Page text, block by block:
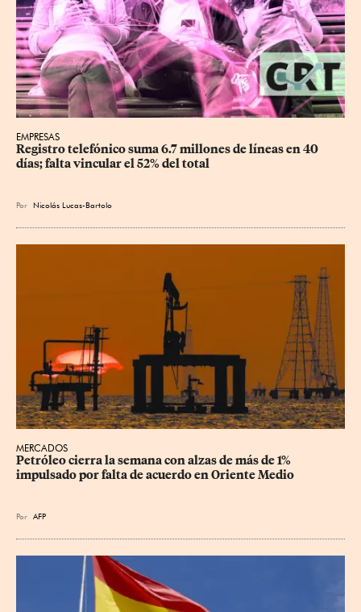
EMPRESAS
Registro telefónico suma 6.7 millones de líneas en 40
días; falta vincular el 52% del total
Por Nicolás Lucas-Bartolo
MERCADOS
Petróleo cierra la semana con alzas de más de 1%
impulsado por falta de acuerdo en Oriente Medio
Por AFP